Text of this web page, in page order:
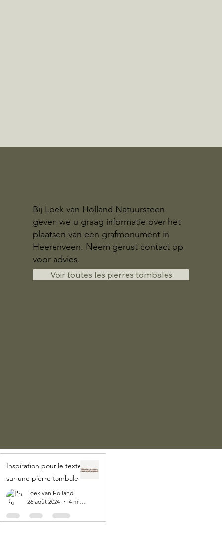
Bij Loek van Holland Natuursteen
geven we u graag informatie over het
plaatsen van een grafmonument in
Heerenveen. Neem gerust contact op
voor advies.
Voir toutes les pierres tombales
Inspiration pour le texte
sur une pierre tombale
Loek van Holland
26 août 2024
4 min de lecture